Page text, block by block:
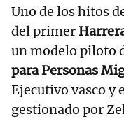
Uno de los hitos
del primer
un modelo piloto
para Personas
Ejecutivo vasco y
gestionado por